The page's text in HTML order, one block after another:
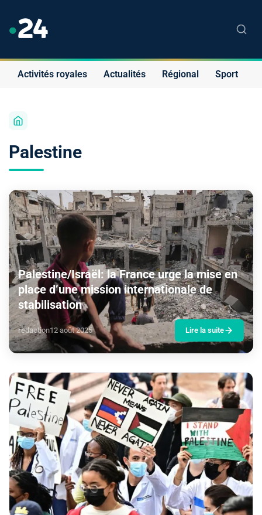
Activités royales Actualités Régional Sport
Palestine
Palestine/Israël: la France urge la mise en
place d’une mission internationale de
stabilisation
redaction12 août 2025 Lire la suite